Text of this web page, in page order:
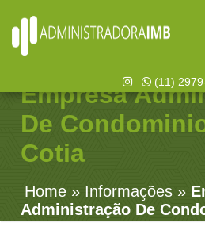
(11)
Empresa
De
Cotia
Home » Informações »
Administração De